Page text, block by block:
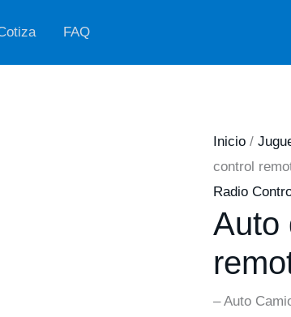
FAQ
Inicio/
control
Radio
Auto
– Auto